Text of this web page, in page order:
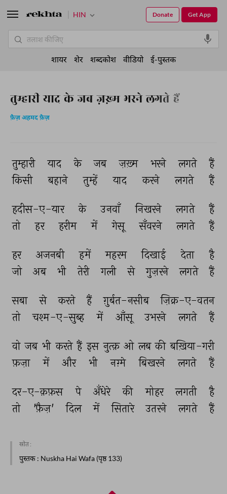
तुम्हारी याद के जब ज़ख़्म भरने लगते हैं
फ़ैज़ अहमद फ़ैज़
तुम्हारी याद के जब ज़ख़्म भरने लगते
हैं
किसी
बहाने तुम्हें याद करने लगते हैं
हदीस-ए-यार के उनवाँ निखरने लगते
हैं
तो
हर हरीम में गेसू सँवरने लगते हैं
हर अजनबी हमें महरम दिखाई देता है
जो अब भी तेरी गली से गुज़रने लगते हैं
सबा से करते हैं ग़ुर्बत-नसीब
ज़िक्र-ए-वतन
तो
चश्म-ए-सुब्ह में आँसू उभरने लगते हैं
वो जब भी करते हैं इस नुत्क़ ओ लब की बख़िया-गरी
फ़ज़ा
में और भी नग़्मे बिखरने लगते हैं
दर-ए-क़फ़स पे अँधेरे की मोहर लगती
है
तो
'फ़ैज़' दिल में सितारे उतरने लगते हैं
स्रोत :
पुस्तक : Nuskha Hai Wafa (पृष्ठ 133)
HIN Get App
Donate
शायर शेर शब्दकोश वीडियो ई-पुस्तक